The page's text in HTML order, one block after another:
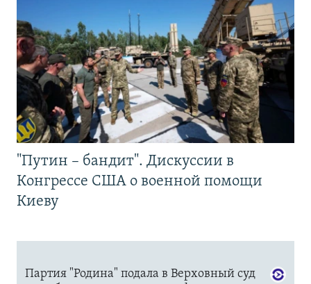
"Путин – бандит". Дискуссии в
Конгрессе США о военной помощи
Киеву